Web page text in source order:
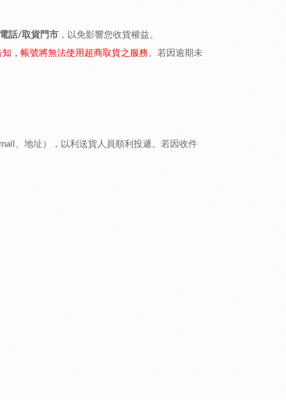
話/取貨門市 ，以免影響您收貨權益。
，帳號將無法使用超商取貨之服務。若因逾期未
、地址），以利送貨人員順利投遞。若因收件